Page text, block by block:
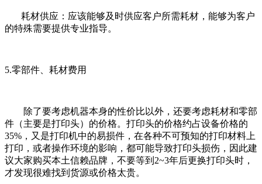
耗材供应：应该能够及时供应客户所需耗材，能够为客户
的特殊需要提供专业指导。
5.零部件、耗材费用
除了要考虑机器本身的性价比以外，还要考虑耗材和零部
件（主要是打印头）的价格。打印头的价格约占设备价格的
35%，又是打印机中的易损件，在各种不可预知的打印材料上
打印，或者操作环境的影响，都可能导致打印头损伤，因此建
议大家购买本土信赖品牌，不要等到2~3年后更换打印头时，
才发现很难找到货源或价格太贵。